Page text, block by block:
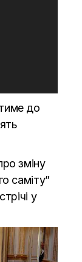
до
зміну
саміту”
у